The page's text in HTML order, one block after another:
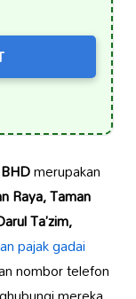
merupakan
Raya, Taman
Ta’zim,
pajak gadai
nombor telefon